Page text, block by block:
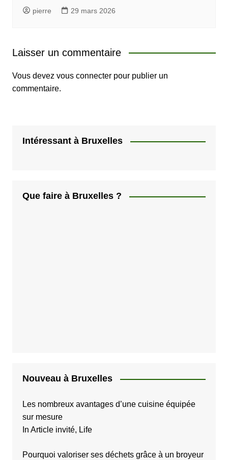
pierre 29 mars 2026
Laisser un commentaire
Vous devez vous connecterpour publier un
commentaire.
Intéressant à Bruxelles
Que faire à Bruxelles ?
Nouveau à Bruxelles
Les nombreux avantages d’une cuisine équipée
sur mesure
In Article invité, Life
Pourquoi valoriser ses déchets grâce à un broyeur